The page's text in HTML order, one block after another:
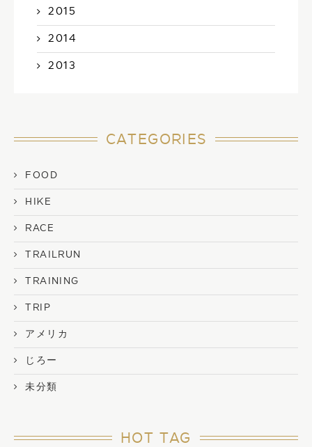
2015
2014
2013
CATEGORIES
FOOD
HIKE
RACE
TRAILRUN
TRAINING
TRIP
アメリカ
じろー
未分類
HOT TAG